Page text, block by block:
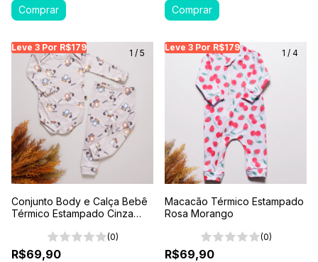
Leve 3 Por R$179
Leve 3 Por R$179 Leve 3 Por R$179
1 / 5
Conjunto Body e Calça Bebê
Térmico Estampado Cinza
(0)
R$69,90
Leve 3 Por R$179
Leve 3 Por R$179
1 / 4
Macacão Térmico Estampado
Rosa Morango
(0)
R$69,90